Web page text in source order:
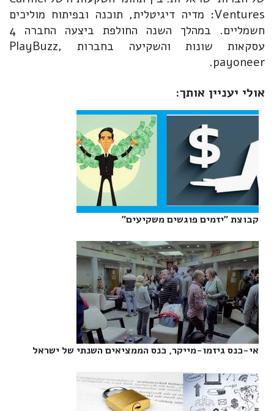
Ventures: מדיה דיגיטלית, תוכנה ובפיתוח מוליכים
חשמליים. במהלך השנה החולפת ביצעה החברה 4
עסקאות שונות והשקיעה בחברות PlayBuzz,
payoneer.
אולי יעניין אותך:
קבוצת "יזמים פוגשים משקיעים"‎
אי-כנס גיזמו-מייקר, כנס הממציאים השנתי של ישראל‎